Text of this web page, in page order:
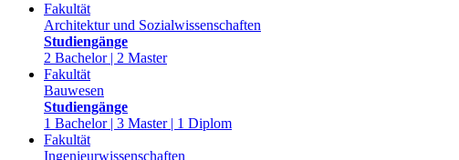
Fakultät
Architektur und Sozialwissenschaften
Studiengänge
2 Bachelor | 2 Master
Fakultät
Bauwesen
Studiengänge
1 Bachelor | 3 Master | 1 Diplom
Fakultät
Ingenieurwissenschaften